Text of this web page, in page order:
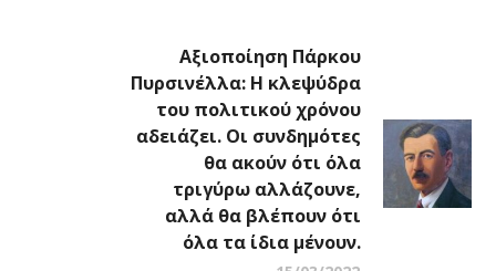
Αξιοποίηση Πάρκου
Πυρσινέλλα: Η κλεψύδρα
του πολιτικού χρόνου
αδειάζει. Οι συνδημότες
θα ακούν ότι όλα
τριγύρω αλλάζουνε,
αλλά θα βλέπουν ότι
όλα τα ίδια μένουν.